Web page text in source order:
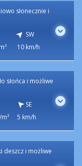
słonecznie i
SW
10 km/h
słońca i możliwe
SE
5 km/h
deszcz i możliwe